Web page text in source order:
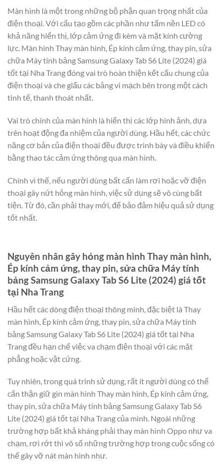
Màn hình là một trong những bộ phận quan trọng nhất của
điện thoại. Với cấu tạo gồm các phần như tấm nền LED có
khả năng hiển thị, lớp cảm ứng đi kèm và mặt kính cường
lực. Màn hình Thay màn hình, Ép kính cảm ứng, thay pin, sửa
chữa Máy tính bảng Samsung Galaxy Tab S6 Lite (2024) giá
tốt tại Nha Trang đóng vai trò hoàn thiện kết cấu chung của
điện thoại và che giấu các bảng vi mạch bên trong một cách
tinh tế, thanh thoát nhất.
Vai trò chính của màn hình là hiển thị các lớp hình ảnh, dựa
trên hoạt động đa nhiệm của người dùng. Hầu hết, các chức
năng cơ bản của điện thoại đều được trình bày và điều khiển
bằng thao tác cảm ứng thông qua màn hình.
Chính vì thế, nếu người dùng bất cẩn làm rơi hoặc vỡ điện
thoại gây nứt hỏng màn hình, việc sử dụng sẽ vô cùng bất
tiện. Từ đó, cần phải thay mới, để bảo đảm hiệu quả sử dụng
tốt nhất.
Nguyên nhân gây hỏng màn hình Thay màn hình,
Ép kính cảm ứng, thay pin, sửa chữa Máy tính
bảng Samsung Galaxy Tab S6 Lite (2024) giá tốt
tại Nha Trang
Hầu hết các dòng điện thoại thông minh, đặc biệt là Thay
màn hình, Ép kính cảm ứng, thay pin, sửa chữa Máy tính
bảng Samsung Galaxy Tab S6 Lite (2024) giá tốt tại Nha
Trang đều hạn chế việc va chạm điện thoại với các mặt
phẳng hoặc vật cứng.
Tuy nhiên, trong quá trình sử dụng, rất ít người dùng có thể
cẩn thận giữ gìn màn hình Thay màn hình, Ép kính cảm ứng,
thay pin, sửa chữa Máy tính bảng Samsung Galaxy Tab S6
Lite (2024) giá tốt tại Nha Trang của mình. Ngoài những
trường hợp bất khả kháng phải thay màn hình Oppo như va
chạm, rơi rớt thì vô số những trường hợp trong cuộc sống có
thể gây vỡ nát màn hình như.